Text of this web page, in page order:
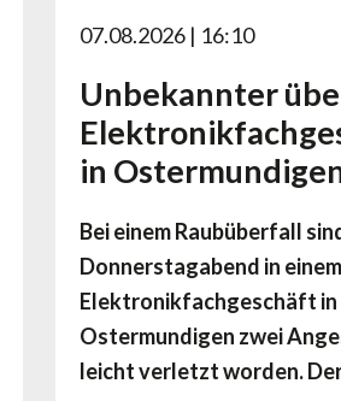
07.08.2026 | 16:10
Unbekannter
in
Bei einem Raubüberfall
Donnerstagabend in einem
Elektronikfachgeschäft in
Ostermundigen zwei
leicht verletzt worden.